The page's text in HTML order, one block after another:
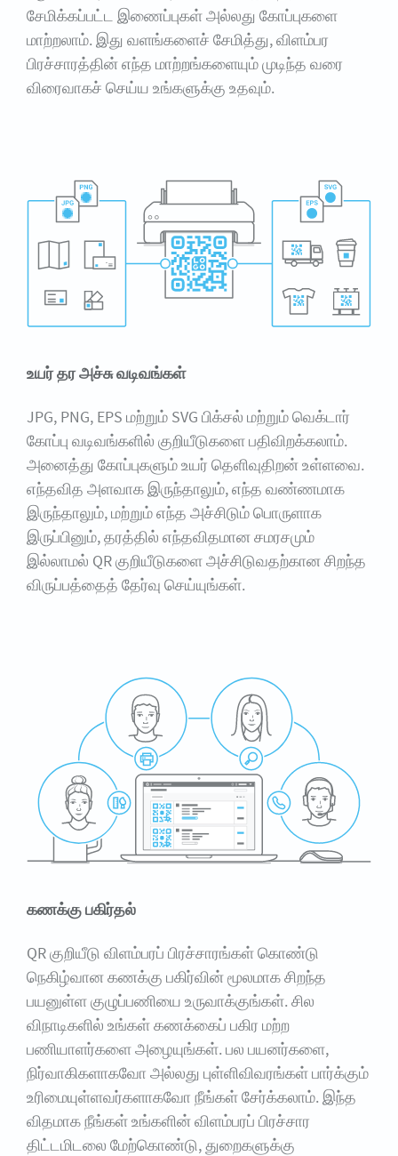
சேமிக்கப்பட்ட இணைப்புகள் அல்லது கோப்புகளை
மாற்றலாம். இது வளங்களைச் சேமித்து, விளம்பர
பிரச்சாரத்தின் எந்த மாற்றங்களையும் முடிந்த வரை
விரைவாகச் செய்ய உங்களுக்கு உதவும்.
உயர் தர அச்சு வடிவங்கள்
JPG, PNG, EPS மற்றும் SVG பிக்சல் மற்றும் வெக்டார்
கோப்பு வடிவங்களில் குறியீடுகளை பதிவிறக்கலாம்.
அனைத்து கோப்புகளும் உயர் தெளிவுதிறன் உள்ளவை.
எந்தவித அளவாக இருந்தாலும், எந்த வண்ணமாக
இருந்தாலும், மற்றும் எந்த அச்சிடும் பொருளாக
இருப்பினும், தரத்தில் எந்தவிதமான சமரசமும்
இல்லாமல் QR குறியீடுகளை அச்சிடுவதற்கான சிறந்த
விருப்பத்தைத் தேர்வு செய்யுங்கள்.
கணக்கு பகிர்தல்
QR குறியீடு விளம்பரப் பிரச்சாரங்கள் கொண்டு
நெகிழ்வான கணக்கு பகிர்வின் மூலமாக சிறந்த
பயனுள்ள குழுப்பணியை உருவாக்குங்கள். சில
விநாடிகளில் உங்கள் கணக்கைப் பகிர மற்ற
பணியாளர்களை அழையுங்கள். பல பயனர்களை,
நிர்வாகிகளாகவோ அல்லது புள்ளிவிவரங்கள் பார்க்கும்
உரிமையுள்ளவர்களாகவோ நீங்கள் சேர்க்கலாம். இந்த
விதமாக நீங்கள் உங்களின் விளம்பரப் பிரச்சார
திட்டமிடலை மேற்கொண்டு, துறைகளுக்கு